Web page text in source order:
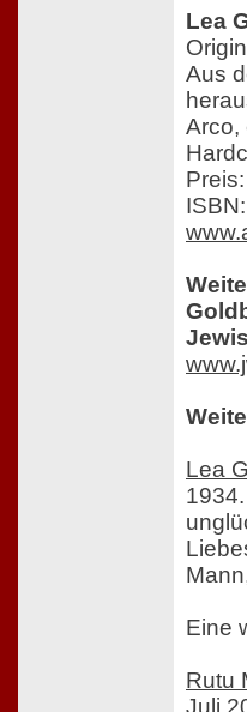
Lea
Aus
Arco,
Lea
Eine
Rutu